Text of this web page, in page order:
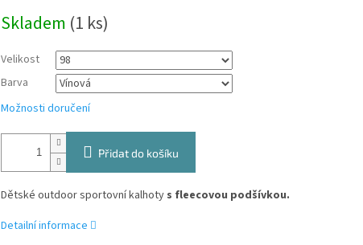
cena:
Skladem (1 ks)
Velikost
Barva
Možnosti doručení
Přidat do košíku
Dětské outdoor sportovní kalhoty s fleecovou podšívkou.
Detailní informace